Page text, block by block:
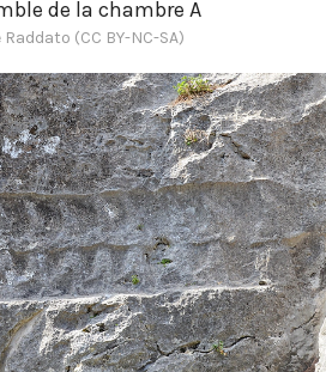
de la chambre A
(CC BY-NC-SA)